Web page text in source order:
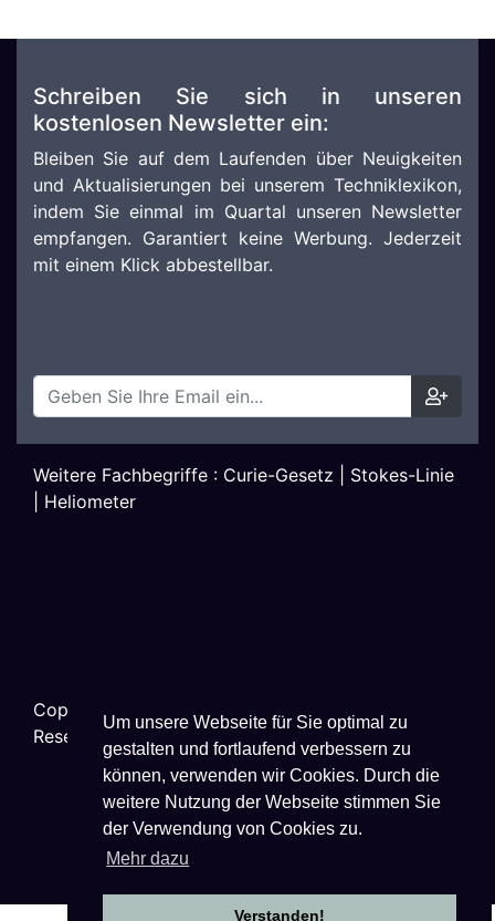
Um unsere Webseite für Sie optimal zu
gestalten und fortlaufend verbessern zu
können, verwenden wir Cookies. Durch die
weitere Nutzung der Webseite stimmen Sie
der Verwendung von Cookies zu.
Mehr dazu
Verstanden!
Schreiben Sie sich in unseren
kostenlosen Newsletter ein:
Bleiben Sie auf dem Laufenden über Neuigkeiten
und Aktualisierungen bei unserem Techniklexikon,
indem Sie einmal im Quartal unseren Newsletter
empfangen. Garantiert keine Werbung. Jederzeit
mit einem Klick abbestellbar.
Weitere Fachbegriffe : Curie-Gesetz
Stokes-Linie
Heliometer
Copyright ©
Techniklexikon.net - All Rights
Reserved.
Datenschutzhinweise|Impressum